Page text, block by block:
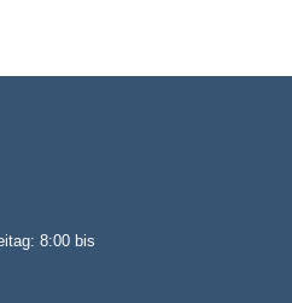
8:00 bis